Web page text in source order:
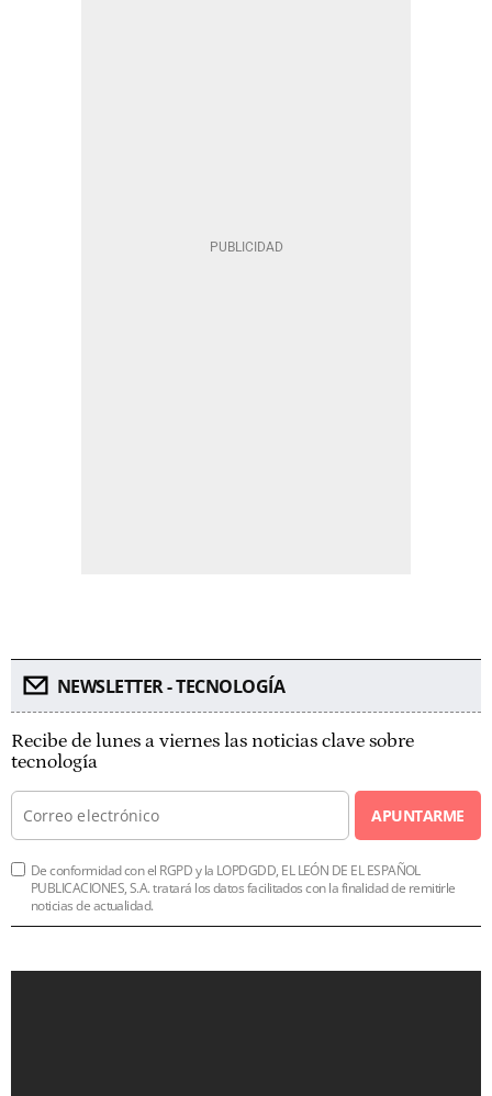
NEWSLETTER - TECNOLOGÍA
Recibe de lunes a viernes las noticias clave sobre
tecnología
APUNTARME
De conformidad con el RGPD y la LOPDGDD, EL LEÓN DE EL ESPAÑOL
PUBLICACIONES, S.A. tratará los datos facilitados con la finalidad de remitirle
noticias de actualidad.